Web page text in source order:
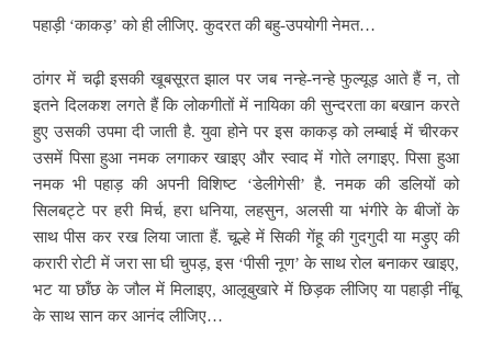
पहाड़ी ‘काकड़’ को ही लीजिए. कुदरत की बहु-उपयोगी नेमत…
ठांगर में चढ़ी इसकी खूबसूरत झाल पर जब नन्हे-नन्हे फुल्यूड़ आते हैं न, तो
इतने दिलकश लगते हैं कि लोकगीतों में नायिका की सुन्दरता का बखान करते
हुए उसकी उपमा दी जाती है. युवा होने पर इस काकड़ को लम्बाई में चीरकर
उसमें पिसा हुआ नमक लगाकर खाइए और स्वाद में गोते लगाइए. पिसा हुआ
नमक भी पहाड़ की अपनी विशिष्ट ‘डेलीगेसी’ है. नमक की डलियों को
सिलबट्टे पर हरी मिर्च, हरा धनिया, लहसुन, अलसी या भंगीरे के बीजों के
साथ पीस कर रख लिया जाता हैं. चूल्हे में सिकी गेंहू की गुदगुदी या मड़ुए की
करारी रोटी में जरा सा घी चुपड़, इस ‘पीसी नूण’ के साथ रोल बनाकर खाइए,
भट या छाँछ के जौल में मिलाइए, आलूबुखारे में छिड़क लीजिए या पहाड़ी नींबू
के साथ सान कर आनंद लीजिए…